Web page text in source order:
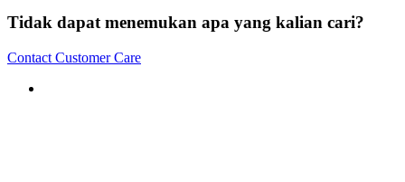
Tidak dapat menemukan apa yang kalian cari?
Contact Customer Care